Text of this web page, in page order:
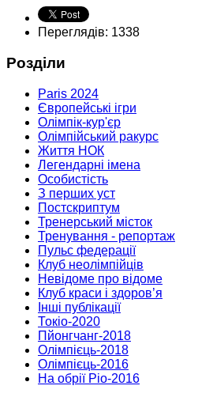
Переглядів: 1338
Розділи
Paris 2024
Європейські ігри
Олімпік-кур'єр
Олімпійський ракурс
Життя НОК
Легендарні імена
Особистість
З перших уст
Постскриптум
Тренерський місток
Тренування - репортаж
Пульс федерації
Клуб неолімпійців
Невідоме про відоме
Клуб краси і здоров’я
Інші публікації
Токіо-2020
Пйонгчанг-2018
Олімпієць-2018
Олімпієць-2016
На обрії Ріо-2016